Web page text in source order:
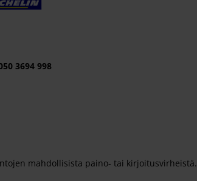
3694 998
mahdollisista paino- tai kirjoitusvirheistä.